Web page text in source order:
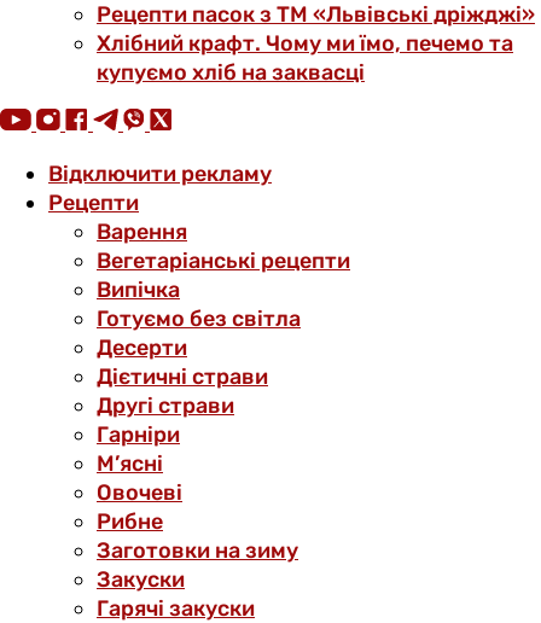
Рецепти пасок з ТМ «Львівські дріжджі»
Хлібний крафт. Чому ми їмо, печемо та
купуємо хліб на заквасці
Відключити рекламу
Рецепти
Варення
Вегетаріанські рецепти
Випічка
Готуємо без світла
Десерти
Дієтичні страви
Другі страви
Гарніри
М’ясні
Овочеві
Рибне
Заготовки на зиму
Закуски
Гарячі закуски